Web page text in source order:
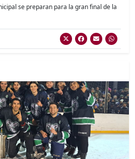
se preparan para la gran final de la